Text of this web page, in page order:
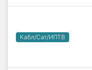
Кабл/Сат/ИПТВ